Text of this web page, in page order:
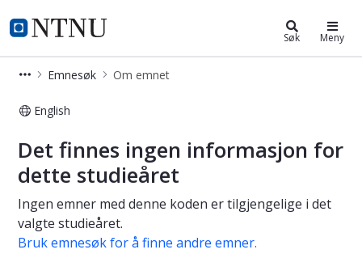
NTNU Hjemmeside
Studier Søk Meny
Emnesøk Om emnet
English
Om emnet
Det finnes ingen informasjon for
dette studieåret
Ingen emner med denne koden er tilgjengelige i det
valgte studieåret.
Bruk emnesøk for å finne andre emner.